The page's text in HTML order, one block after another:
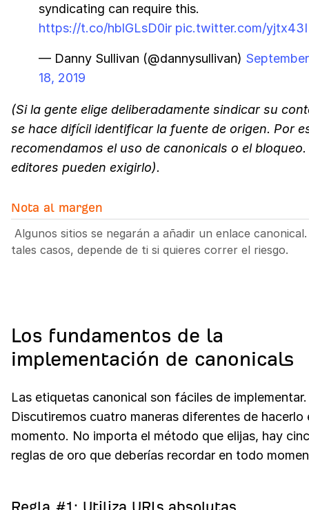
syndicating can require this.
https://t.co/hblGLsD0ir pic.twitter.com/
— Danny Sullivan (@dannysullivan) September
18, 2019
(Si la gente elige deliberadamente sindicar su
se hace difícil identificar la fuente de origen. Por
recomendamos el uso de canonicals o el bloqueo.
editores pueden exigirlo).
Nota al margen
Algunos sitios se negarán a añadir un enlace
tales casos, depende de ti si quieres correr el riesgo.
Los fundamentos de la
implementación de canonicals
Las etiquetas canonical son fáciles de implementar.
Discutiremos cuatro maneras diferentes de hacerlo
momento. No importa el método que elijas, hay
reglas de oro que deberías recordar en todo
Regla #1: Utiliza URLs absolutas